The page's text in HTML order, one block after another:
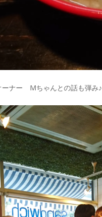
ーナー Mちゃんとの話も弾み♪